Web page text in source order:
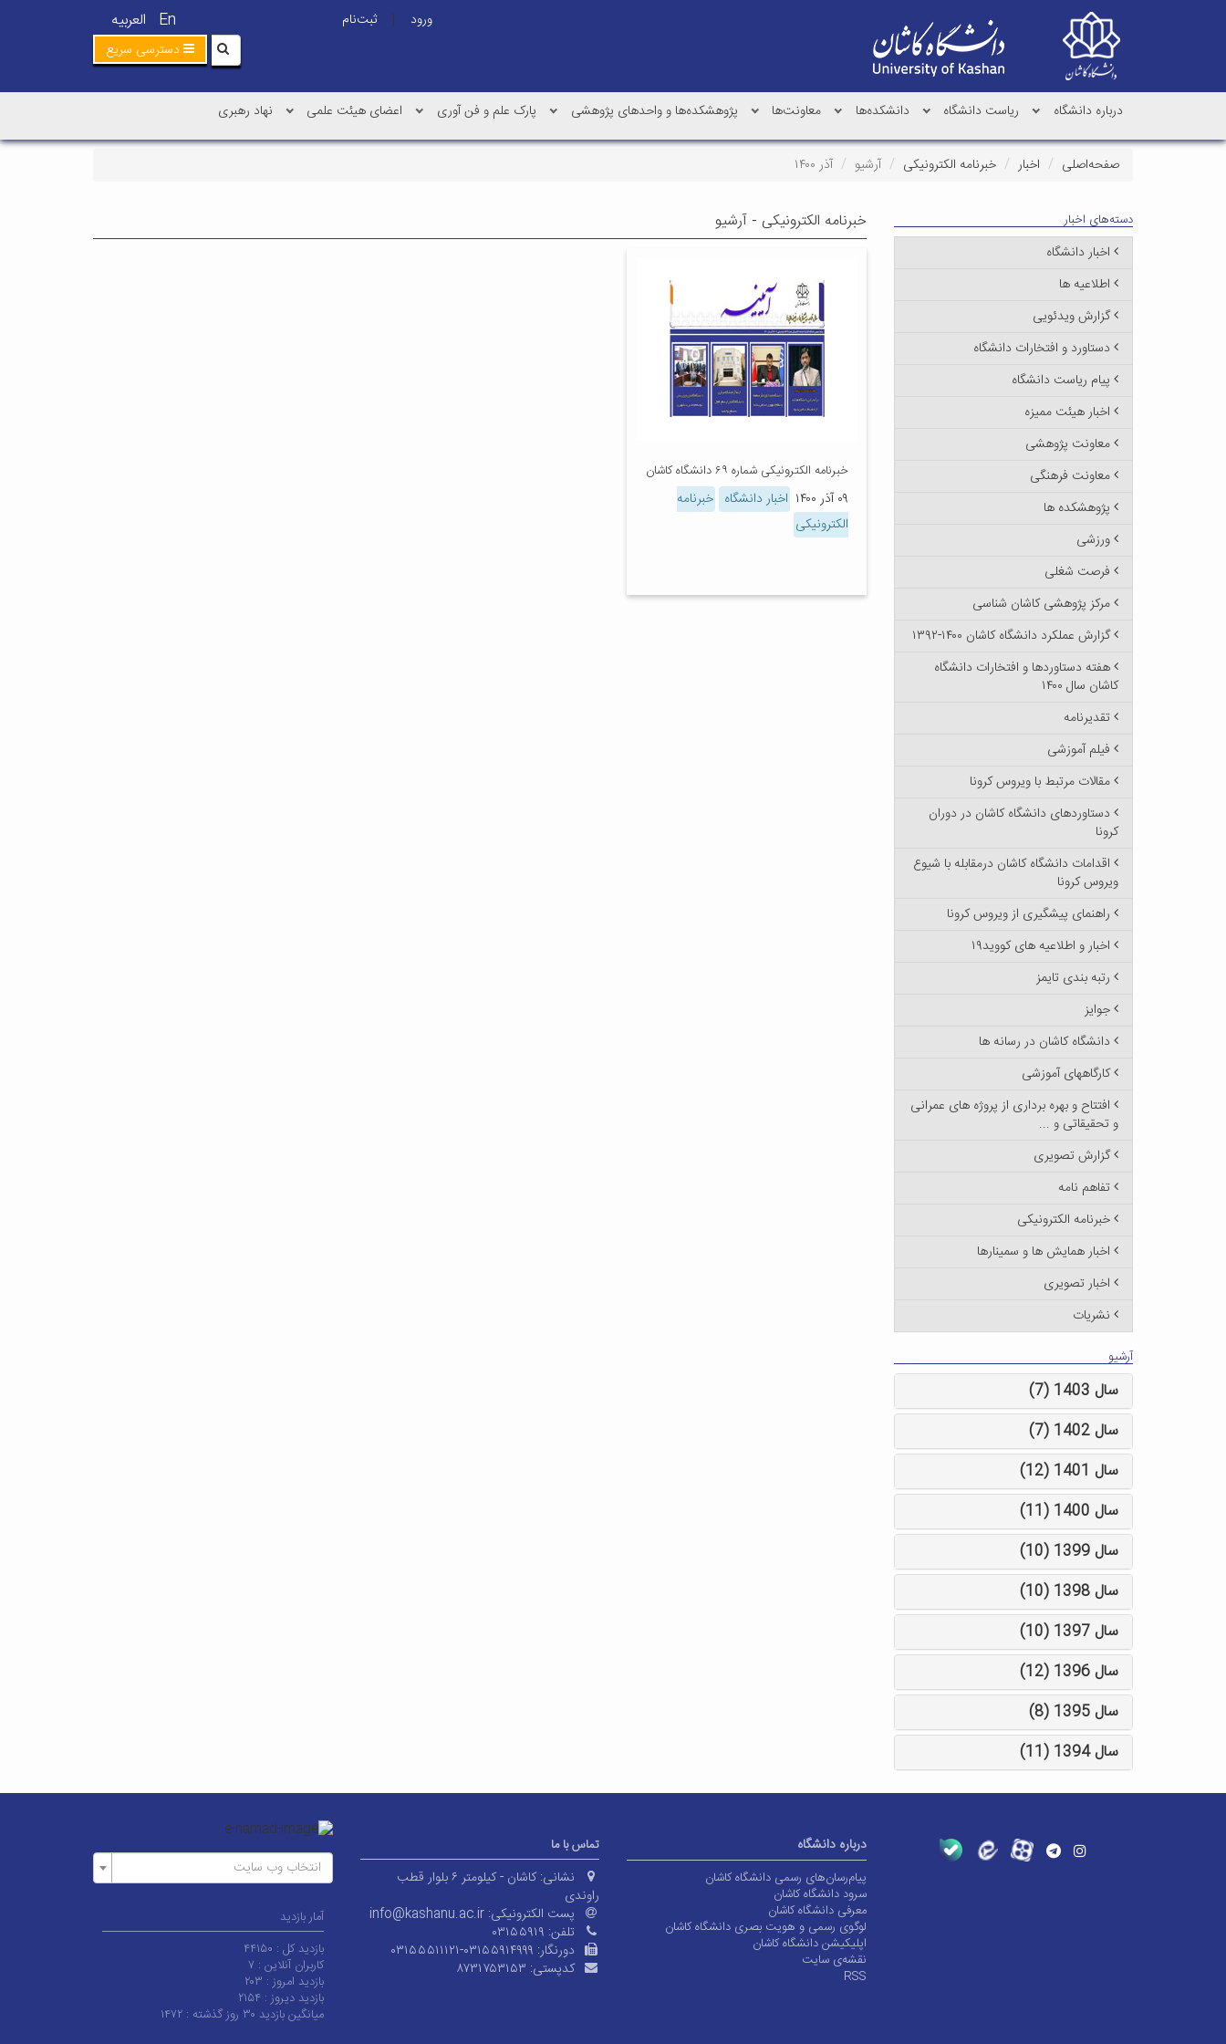
En العربیه ورود |
ثبت‌نام
دسترسی سریع
درباره دانشگاه ریاست دانشگاه دانشکده‌ها معاونت‌ها پژوهشکده‌ها و واحدهای پژوهشی پارک علم و فن آوری اعضای هیئت علمی نهاد رهبری
صفحه‌اصلی اخبار خبرنامه الکترونیکی آرشیو آذر ۱۴۰۰
خبرنامه الکترونیکی - آرشیو
خبرنامه الکترونیکی شماره ۶۹ دانشگاه کاشان
۰۹ آذر ۱۴۰۰ اخبار دانشگاه خبرنامه
الکترونیکی
دسته‌های اخبار
اخبار دانشگاه
اطلاعیه ها
گزارش ویدئویی
دستاورد و افتخارات دانشگاه
پیام ریاست دانشگاه
اخبار هیئت ممیزه
معاونت پژوهشی
معاونت فرهنگی
پژوهشکده ها
ورزشی
فرصت شغلی
مرکز پژوهشی کاشان شناسی
گزارش عملکرد دانشگاه کاشان ۱۴۰۰-۱۳۹۲
هفته دستاوردها و افتخارات دانشگاه
کاشان سال ۱۴۰۰
تقدیرنامه
فیلم آموزشی
مقالات مرتبط با ویروس کرونا
دستاوردهای دانشگاه کاشان در دوران
کرونا
اقدامات دانشگاه کاشان درمقابله با شیوع
ویروس کرونا
راهنمای پیشگیری از ویروس کرونا
اخبار و اطلاعیه های کووید۱۹
رتبه بندی تایمز
جوایز
دانشگاه کاشان در رسانه ها
کارگاههای آموزشی
افتتاح و بهره برداری از پروژه های عمرانی
و تحقیقاتی و ...
گزارش تصویری
تفاهم نامه
خبرنامه الکترونیکی
اخبار همایش ها و سمینارها
اخبار تصویری
نشریات
آرشیو
سال 1403 (7)
سال 1402 (7)
سال 1401 (12)
سال 1400 (11)
سال 1399 (10)
سال 1398 (10)
سال 1397 (10)
سال 1396 (12)
سال 1395 (8)
سال 1394 (11)
درباره دانشگاه
پیام‌رسان‌های رسمی دانشگاه کاشان
سرود دانشگاه کاشان
معرفی دانشگاه کاشان
لوگوی رسمی و هویت بصری دانشگاه کاشان
اپلیکیشن دانشگاه کاشان
نقشه‌ی سایت
RSS
تماس با ما
نشانی:
کاشان - کیلومتر ۶ بلوار قطب
راوندی
پست الکترونیکی: info@kashanu.ac.ir
تلفن: ۰۳۱۵۵۹۱۹
دورنگار: ۰۳۱۵۵۵۱۱۱۲۱-۰۳۱۵۵۹۱۴۹۹۹
کدپستی: ۸۷۳۱۷۵۳۱۵۳
انتخاب وب سایت
آمار بازدید
بازدید کل : ۴۴۱۵۰
کاربران آنلاین : ۷
بازدید امروز : ۲۰۳
بازدید دیروز : ۲۱۵۴
میانگین بازدید ۳۰ روز گذشته :
۱۴۷۲